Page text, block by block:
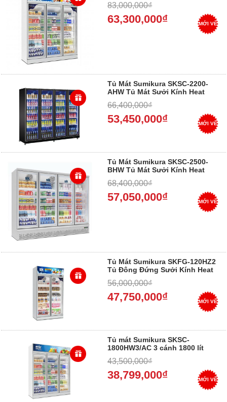
góp 0%
83,000,000₫
63,300,000₫ MỚI VỀ
Tủ Mát Sumikura SKSC-2200-
AHW Tủ Mát Sưởi Kính Heat
góp 0%
66,400,000₫
53,450,000₫ MỚI VỀ
Tủ Mát Sumikura SKSC-2500-
BHW Tủ Mát Sưởi Kính Heat
góp 0%
68,400,000₫
57,050,000₫ MỚI VỀ
Tủ Mát Sumikura SKFG-120HZ2
Tủ Đông Đứng Sưởi Kính Heat
góp 0%
56,000,000₫
47,750,000₫ MỚI VỀ
Tủ mát Sumikura SKSC-
1800HW3/AC 3 cánh 1800 lít
43,500,000₫
38,799,000₫ MỚI VỀ